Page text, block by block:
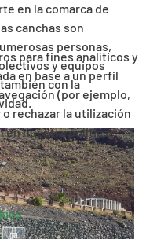
en la comarca de
canchas son
personas,
y equipos
con la
para fines analíticos y
en base a un perfil
(por ejemplo,
rechazar la utilización
en nuestra política